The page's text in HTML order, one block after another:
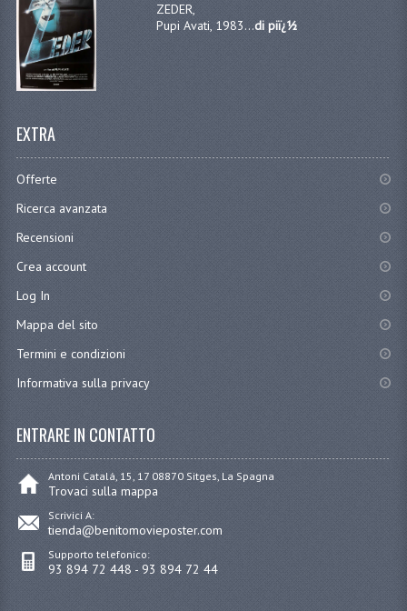
ZEDER,
Pupi Avati, 1983...di piï¿½
EXTRA
Offerte
Ricerca avanzata
Recensioni
Crea account
Log In
Mappa del sito
Termini e condizioni
Informativa sulla privacy
ENTRARE IN CONTATTO
Antoni Catalá, 15, 17 08870 Sitges, La Spagna
Trovaci sulla mappa
Scrivici A:
tienda@benitomovieposter.com
Supporto telefonico:
93 894 72 448 - 93 894 72 44